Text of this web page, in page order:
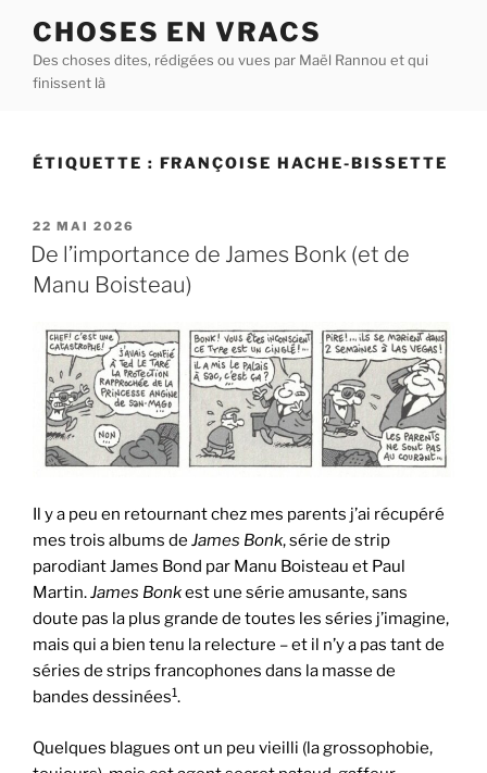
contenu
principal
CHOSES EN VRACS
Des choses dites, rédigées ou vues par Maël Rannou et qui
finissent là
ÉTIQUETTE : FRANÇOISE HACHE-BISSETTE
PUBLIÉ
LE
22 MAI 2026
De l’importance de James Bonk (et de
Manu Boisteau)
Il y a peu en retournant chez mes parents j’ai récupéré
mes trois albums de James Bonk, série de strip
parodiant James Bond par Manu Boisteau et Paul
Martin.James Bonkest une série amusante, sans
doute pas la plus grande de toutes les séries j’imagine,
mais qui a bien tenu la relecture – et il n’y a pas tant de
séries de strips francophones dans la masse de
bandes dessinées1.
Quelques blagues ont un peu vieilli (la grossophobie,